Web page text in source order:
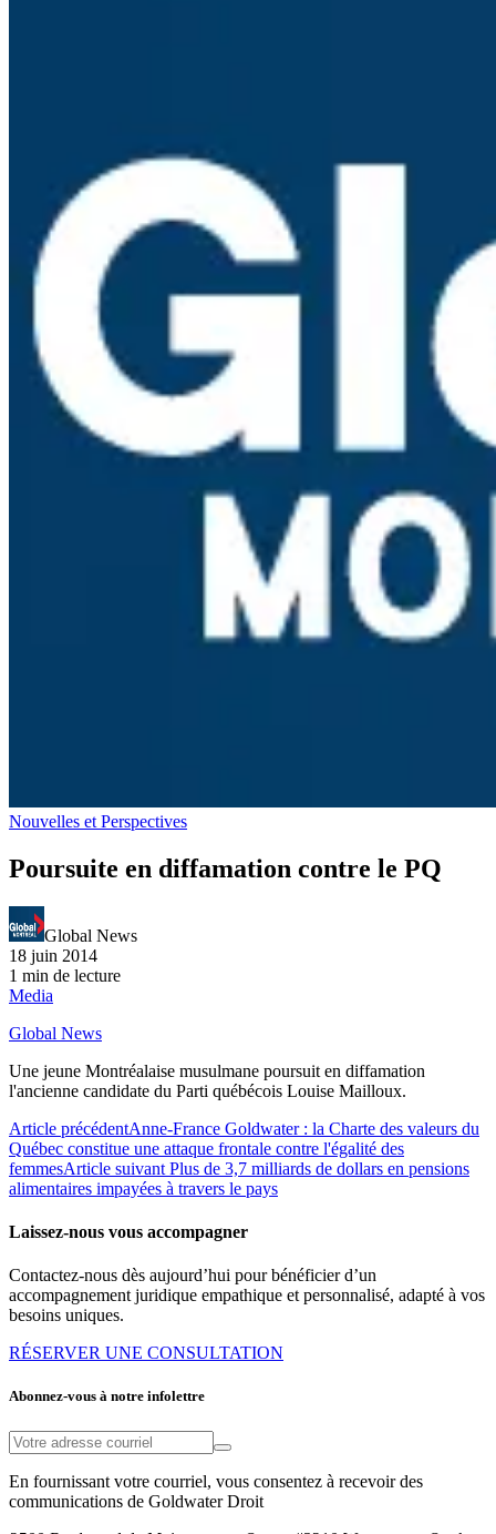
Nouvelles et Perspectives
Poursuite en diffamation contre le PQ
Global News
18 juin 2014
1 min de lecture
Media
Global News
Une jeune Montréalaise musulmane poursuit en diffamation
l'ancienne candidate du Parti québécois Louise Mailloux.
Article précédentAnne-France Goldwater : la Charte des valeurs du
Québec constitue une attaque frontale contre l'égalité des
femmesArticle suivant Plus de 3,7 milliards de dollars en pensions
alimentaires impayées à travers le pays
Laissez-nous vous accompagner
Contactez-nous dès aujourd’hui pour bénéficier d’un
accompagnement juridique empathique et personnalisé, adapté à vos
besoins uniques.
RÉSERVER UNE CONSULTATION
Abonnez-vous à notre infolettre
En fournissant votre courriel, vous consentez à recevoir des
communications de Goldwater Droit